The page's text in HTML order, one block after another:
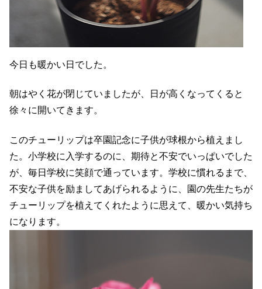
今日も暖かい日でした。
朝はやく花が閉じていましたが、日が高くなってくると
徐々に開いてきます。
このチューリップは卒園記念に子供が球根から植えまし
た。小学校に入学するのに、期待と不安でいっぱいでした
が、毎日学校に笑顔で通っています。学校に慣れるまで、
不安な子供を励ましてあげられるように、園の先生たちが
チューリップを植えてくれたように思えて、暖かい気持ち
になります。